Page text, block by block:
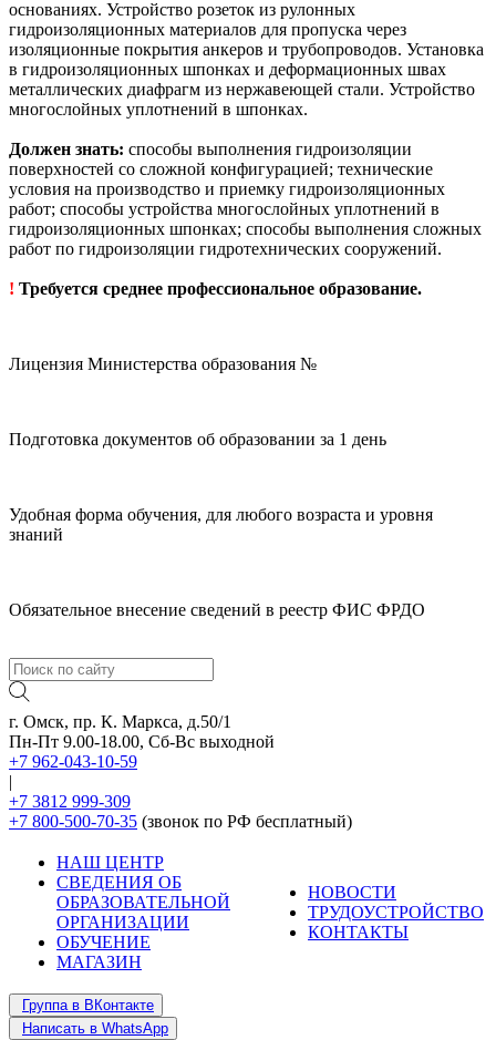
основаниях. Устройство розеток из рулонных
гидроизоляционных материалов для пропуска через
изоляционные покрытия анкеров и трубопроводов. Установка
в гидроизоляционных шпонках и деформационных швах
металлических диафрагм из нержавеющей стали. Устройство
многослойных уплотнений в шпонках.
Должен знать: способы выполнения гидроизоляции
поверхностей со сложной конфигурацией; технические
условия на производство и приемку гидроизоляционных
работ; способы устройства многослойных уплотнений в
гидроизоляционных шпонках; способы выполнения сложных
работ по гидроизоляции гидротехнических сооружений.
! Требуется среднее профессиональное образование.
Лицензия Министерства образования №
Подготовка документов об образовании за 1 день
Удобная форма обучения, для любого возраста и уровня
знаний
Обязательное внесение сведений в реестр ФИС ФРДО
г. Омск, пр. К. Маркса, д.50/1
Пн-Пт 9.00-18.00, Сб-Вс выходной
+7 962-043-10-59
|
+7 3812 999-309
+7 800-500-70-35 (звонок по РФ бесплатный)
НАШ ЦЕНТР
СВЕДЕНИЯ ОБ
ОБРАЗОВАТЕЛЬНОЙ
ОРГАНИЗАЦИИ
ОБУЧЕНИЕ
МАГАЗИН
НОВОСТИ
ТРУДОУСТРОЙСТВО
КОНТАКТЫ
Группа в ВКонтакте
Написать в WhatsApp